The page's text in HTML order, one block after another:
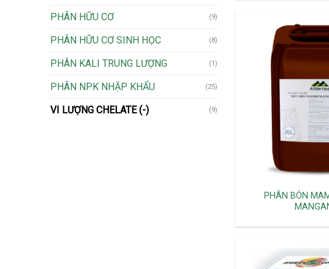
PHÂN HỮU CƠ (9)
PHÂN HỮU CƠ SINH HỌC (8)
PHÂN KALI TRUNG LƯỢNG (1)
PHÂN NPK NHẬP KHẨU (25)
VI LƯỢNG CHELATE (-) (9)
PHÂN BÓN